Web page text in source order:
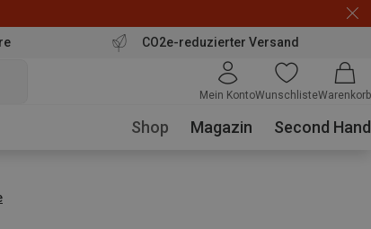
CO2e-reduzierter Versand
Mein KontoWunschlisteWarenkorb
Shop Magazin Second Hand